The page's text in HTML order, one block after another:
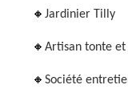
Jardinier Tilly
Artisan tonte et
Société